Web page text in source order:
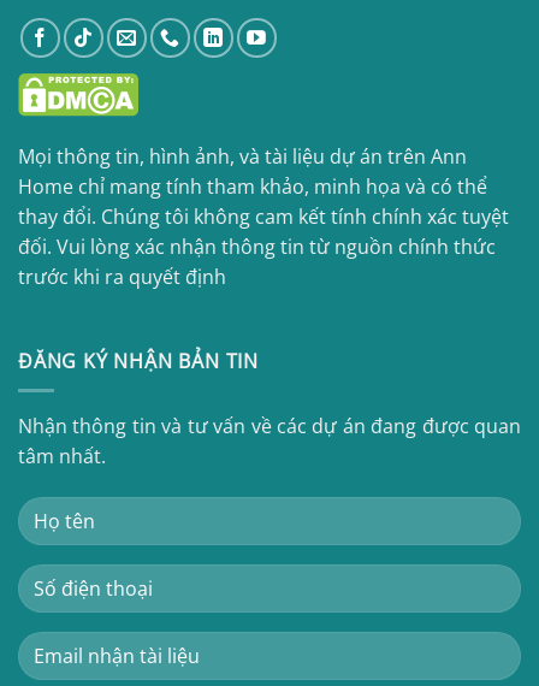
Mọi thông tin, hình ảnh, và tài liệu dự án trên Ann
Home chỉ mang tính tham khảo, minh họa và có thể
thay đổi. Chúng tôi không cam kết tính chính xác tuyệt
đối. Vui lòng xác nhận thông tin từ nguồn chính thức
trước khi ra quyết định
ĐĂNG KÝ NHẬN BẢN TIN
Nhận thông tin và tư vấn về các dự án đang được quan
tâm nhất.